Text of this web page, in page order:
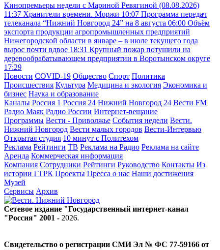
Кинопремьеры недели с Мариной Ревягиной (08.08.2026)
11:37 Хранители времени. Моржи 10:07 Программа передач
телеканала “Нижний Новгород 24” на 8 августа 06:00 Объём
экспорта продукции агропромышленных предприятий
Нижегородской области в январе – в июле текущего года
вырос почти вдвое 18:31 Крупный пожар потушили на
деревообрабатывающем предприятии в Воротынском округе
17:29
Новости COVID-19 Общество Спорт Политика
Происшествия Культура Медицина и экология Экономика и
бизнес Наука и образование
Каналы Россия 1 Россия 24 Нижний Новгород 24 Вести FM
Радио Маяк Радио России Интернет-вещание
Программы Вести - Приволжье События недели Вести.
Нижний Новгород Вести малых городов Вести-Интервью
Открытая студия 10 минут с Политехом
Реклама Рейтинги ТВ Реклама на Радио Реклама на сайте
Аренда Коммерческая информация
Компания Сотрудники Рейтинги Руководство Контакты Из
истории ГТРК Проекты Пресса о нас Наши достижения
Музей
Сервисы Архив
Сетевое издание "Государственный интернет-канал
"Россия" 2001 - 2026.
Свидетельство о регистрации СМИ Эл № ФС 77-59166 от